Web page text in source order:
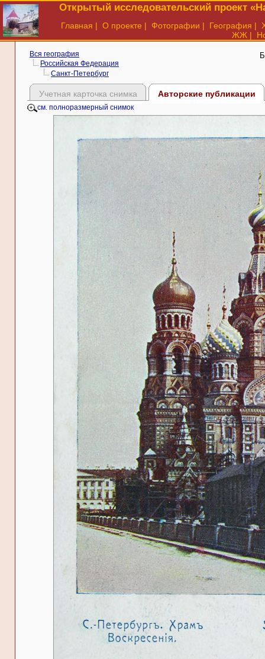
Открытый исследовательский проект
Главная | О проекте | Фотографии | География |
ЖЖ |
Вся география
Российская Федерация
Санкт-Петербург
Учетная карточка снимка Авторские публикации
см. полноразмерный снимок